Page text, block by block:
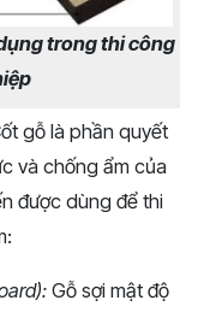
trong thi công
gỗ là phần quyết
và chống ẩm của
được dùng để thi
Gỗ sợi mật độ